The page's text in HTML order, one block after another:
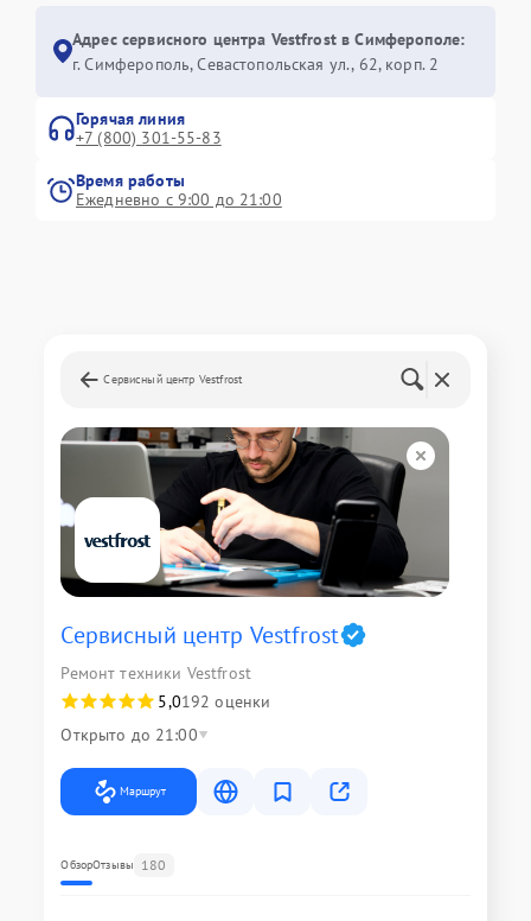
Адрес сервисного центра Vestfrost в Симферополе:
г. Симферополь, Севастопольская ул., 62, корп. 2
Горячая линия
+7 (800) 301-55-83
Время работы
Ежедневно с 9:00 до 21:00
Сервисный центр Vestfrost
Сервисный центр Vestfrost
Ремонт техники Vestfrost
5,0192 оценки
Открыто до 21:00
Маршрут
ОбзорОтзывы 180